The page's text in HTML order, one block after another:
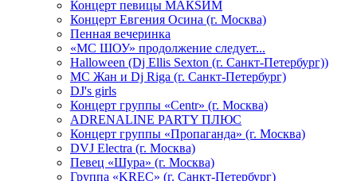
Концерт певицы МАКSИМ
Концерт Евгения Осина (г. Москва)
Пенная вечеринка
«МС ШОУ» продолжение следует...
Halloween (Dj Ellis Sexton (г. Санкт-Петербург))
МС Жан и Dj Riga (г. Санкт-Петербург)
DJ's girls
Концерт группы «Centr» (г. Москва)
ADRENALINE PARTY ПЛЮС
Концерт группы «Пропаганда» (г. Москва)
DVJ Electra (г. Москва)
Певец «Шура» (г. Москва)
Группа «KREC» (г. Санкт-Петербург)